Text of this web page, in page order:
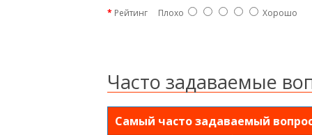
Рейтинг Плохо Хорошо
Часто задаваемые
Самый часто задаваемый